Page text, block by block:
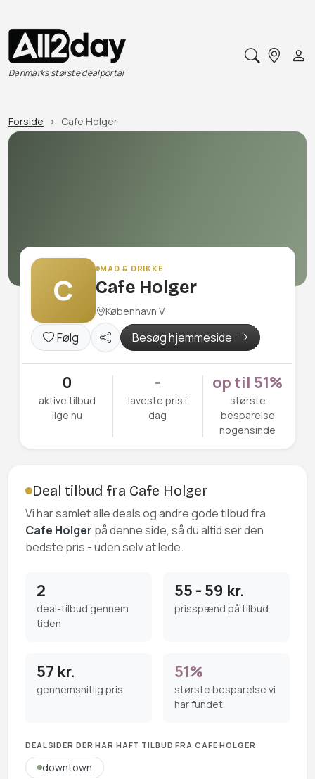
Danmarks største dealportal
Forside Cafe Holger
C
MAD & DRIKKE
Cafe Holger
København V
Følg Besøg hjemmeside
0
aktive tilbud
lige nu
-
laveste pris i
dag
op til 51%
største
besparelse
nogensinde
Deal tilbud fra Cafe Holger
Vi har samlet alle deals og andre gode tilbud fra
Cafe Holger på denne side, så du altid ser den
bedste pris - uden selv at lede.
2
deal-tilbud gennem
tiden
55 - 59 kr.
prisspænd på tilbud
57 kr.
gennemsnitlig pris
51%
største besparelse vi
har fundet
DEALSIDER DER HAR HAFT TILBUD FRA CAFE HOLGER
downtown